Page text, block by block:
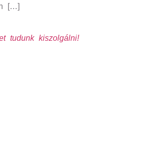
[…]
tudunk kiszolgálni!